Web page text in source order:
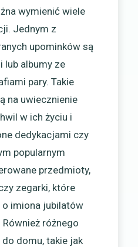
wymienić wiele
Jednym z
upominków są
lub albumy ze
pary. Takie
na uwiecznienie
w ich życiu i
dedykacjami czy
popularnym
przedmioty,
zegarki, które
imiona jubilatów
różnego
domu, takie jak